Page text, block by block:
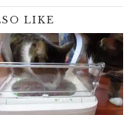
LIKE